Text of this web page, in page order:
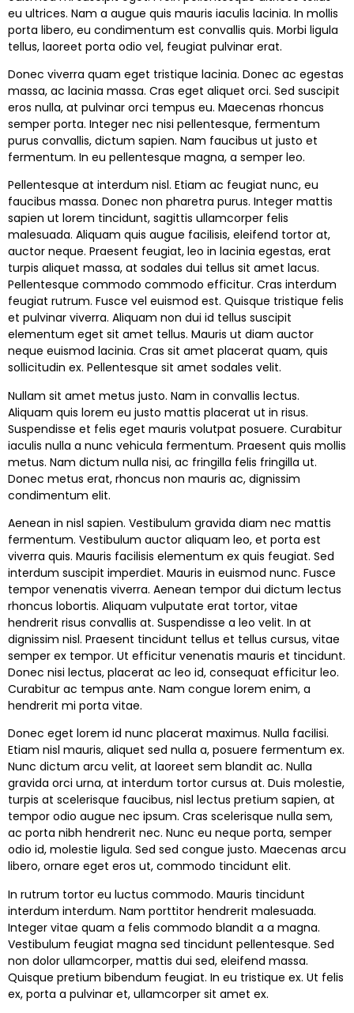
eu ultrices. Nam a augue quis mauris iaculis lacinia. In mollis
porta libero, eu condimentum est convallis quis. Morbi ligula
tellus, laoreet porta odio vel, feugiat pulvinar erat.
Donec viverra quam eget tristique lacinia. Donec ac egestas
massa, ac lacinia massa. Cras eget aliquet orci. Sed suscipit
eros nulla, at pulvinar orci tempus eu. Maecenas rhoncus
semper porta. Integer nec nisi pellentesque, fermentum
purus convallis, dictum sapien. Nam faucibus ut justo et
fermentum. In eu pellentesque magna, a semper leo.
Pellentesque at interdum nisl. Etiam ac feugiat nunc, eu
faucibus massa. Donec non pharetra purus. Integer mattis
sapien ut lorem tincidunt, sagittis ullamcorper felis
malesuada. Aliquam quis augue facilisis, eleifend tortor at,
auctor neque. Praesent feugiat, leo in lacinia egestas, erat
turpis aliquet massa, at sodales dui tellus sit amet lacus.
Pellentesque commodo commodo efficitur. Cras interdum
feugiat rutrum. Fusce vel euismod est. Quisque tristique felis
et pulvinar viverra. Aliquam non dui id tellus suscipit
elementum eget sit amet tellus. Mauris ut diam auctor
neque euismod lacinia. Cras sit amet placerat quam, quis
sollicitudin ex. Pellentesque sit amet sodales velit.
Nullam sit amet metus justo. Nam in convallis lectus.
Aliquam quis lorem eu justo mattis placerat ut in risus.
Suspendisse et felis eget mauris volutpat posuere. Curabitur
iaculis nulla a nunc vehicula fermentum. Praesent quis mollis
metus. Nam dictum nulla nisi, ac fringilla felis fringilla ut.
Donec metus erat, rhoncus non mauris ac, dignissim
condimentum elit.
Aenean in nisl sapien. Vestibulum gravida diam nec mattis
fermentum. Vestibulum auctor aliquam leo, et porta est
viverra quis. Mauris facilisis elementum ex quis feugiat. Sed
interdum suscipit imperdiet. Mauris in euismod nunc. Fusce
tempor venenatis viverra. Aenean tempor dui dictum lectus
rhoncus lobortis. Aliquam vulputate erat tortor, vitae
hendrerit risus convallis at. Suspendisse a leo velit. In at
dignissim nisl. Praesent tincidunt tellus et tellus cursus, vitae
semper ex tempor. Ut efficitur venenatis mauris et tincidunt.
Donec nisi lectus, placerat ac leo id, consequat efficitur leo.
Curabitur ac tempus ante. Nam congue lorem enim, a
hendrerit mi porta vitae.
Donec eget lorem id nunc placerat maximus. Nulla facilisi.
Etiam nisl mauris, aliquet sed nulla a, posuere fermentum ex.
Nunc dictum arcu velit, at laoreet sem blandit ac. Nulla
gravida orci urna, at interdum tortor cursus at. Duis molestie,
turpis at scelerisque faucibus, nisl lectus pretium sapien, at
tempor odio augue nec ipsum. Cras scelerisque nulla sem,
ac porta nibh hendrerit nec. Nunc eu neque porta, semper
odio id, molestie ligula. Sed sed congue justo. Maecenas arcu
libero, ornare eget eros ut, commodo tincidunt elit.
In rutrum tortor eu luctus commodo. Mauris tincidunt
interdum interdum. Nam porttitor hendrerit malesuada.
Integer vitae quam a felis commodo blandit a a magna.
Vestibulum feugiat magna sed tincidunt pellentesque. Sed
non dolor ullamcorper, mattis dui sed, eleifend massa.
Quisque pretium bibendum feugiat. In eu tristique ex. Ut felis
ex, porta a pulvinar et, ullamcorper sit amet ex.